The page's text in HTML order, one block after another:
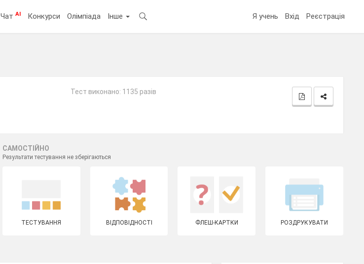
ЧатAI Конкурси Олімпіада Інше Я учень Вхід Реєстрація
Тест виконано: 1135 разів
САМОСТІЙНО
Результати тестування не зберігаються
ТЕСТУВАННЯ ВІДПОВІДНОСТІ ФЛЕШ-КАРТКИ РОЗДРУКУВАТИ